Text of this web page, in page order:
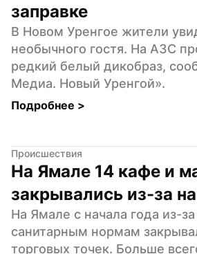
заправке
В Новом Уренгое жители
необычного гостя. На АЗС
редкий белый дикобраз,
Медиа. Новый Уренгой».
Подробнее >
Происшествия
На Ямале 14 кафе и
закрывались из-за
На Ямале с начала года из-
санитарным нормам
торговых точек. Больше